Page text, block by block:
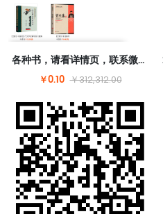
各种书，请看详情页，联系微信hsw982改价
￥0.10 ￥312,312.00